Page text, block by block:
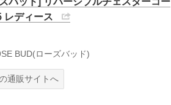
レディース
BUD(ローズバッド)
通販サイトへ